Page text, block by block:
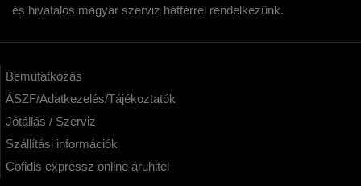
és hivatalos magyar szerviz háttérrel rendelkezünk.
Bemutatkozás
ÁSZF/Adatkezelés/Tájékoztatók
Jótállás / Szerviz
Szállítási információk
Cofidis expressz online áruhitel